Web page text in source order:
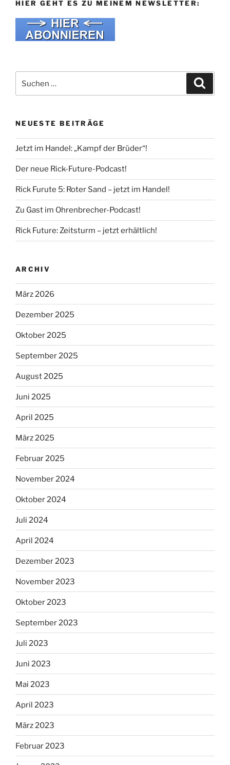
HIER GEHT ES ZU MEINEM NEWSLETTER:
nach:
NEUESTE BEITRÄGE
Jetzt im Handel: „Kampf der Brüder“!
Der neue Rick-Future-Podcast!
Rick Furute 5: Roter Sand – jetzt im Handel!
Zu Gast im Ohrenbrecher-Podcast!
Rick Future: Zeitsturm – jetzt erhältlich!
ARCHIV
März 2026
Dezember 2025
Oktober 2025
September 2025
August 2025
Juni 2025
April 2025
März 2025
Februar 2025
November 2024
Oktober 2024
Juli 2024
April 2024
Dezember 2023
November 2023
Oktober 2023
September 2023
Juli 2023
Juni 2023
Mai 2023
April 2023
März 2023
Februar 2023